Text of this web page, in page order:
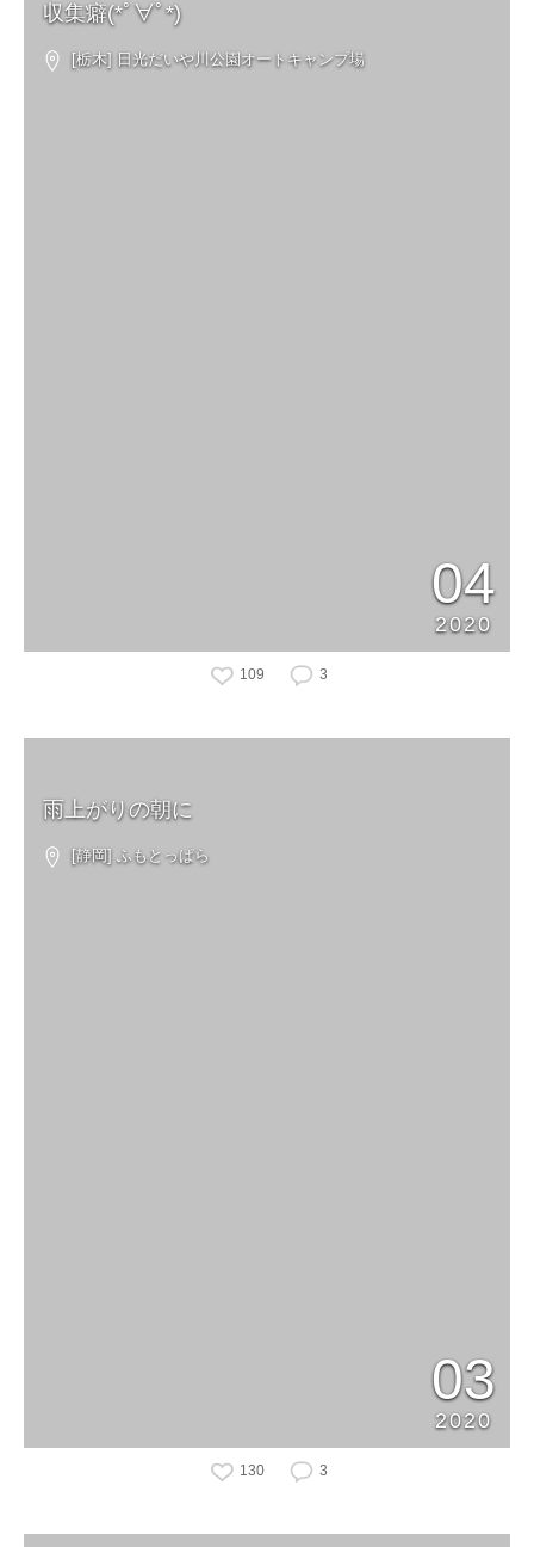
収集癖(*ﾟ∀ﾟ*)
[栃木] 日光だいや川公園オートキャンプ場
04
2020
109 3
雨上がりの朝に
[静岡] ふもとっぱら
03
2020
130 3